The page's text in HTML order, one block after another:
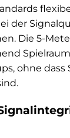
der
Die 5-
ohne dass